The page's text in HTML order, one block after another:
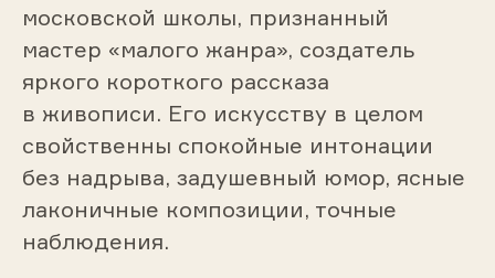
Портрет императрицы Александры
Фёдоровны (Авторское повторение).
XIX в.
Винтерхальтер Франц-Ксавер (1805–
московской школы, признанный
мастер «малого жанра», создатель
яркого короткого рассказа
в живописи. Его искусству в целом
свойственны спокойные интонации
без надрыва, задушевный юмор, ясные
лаконичные композиции, точные
наблюдения.